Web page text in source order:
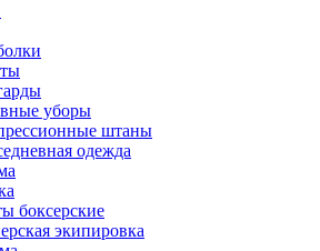
уборы
штаны
одежда
боксерские
экипировка